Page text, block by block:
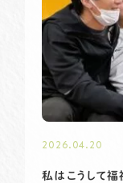
私はこうして
2026.04.20